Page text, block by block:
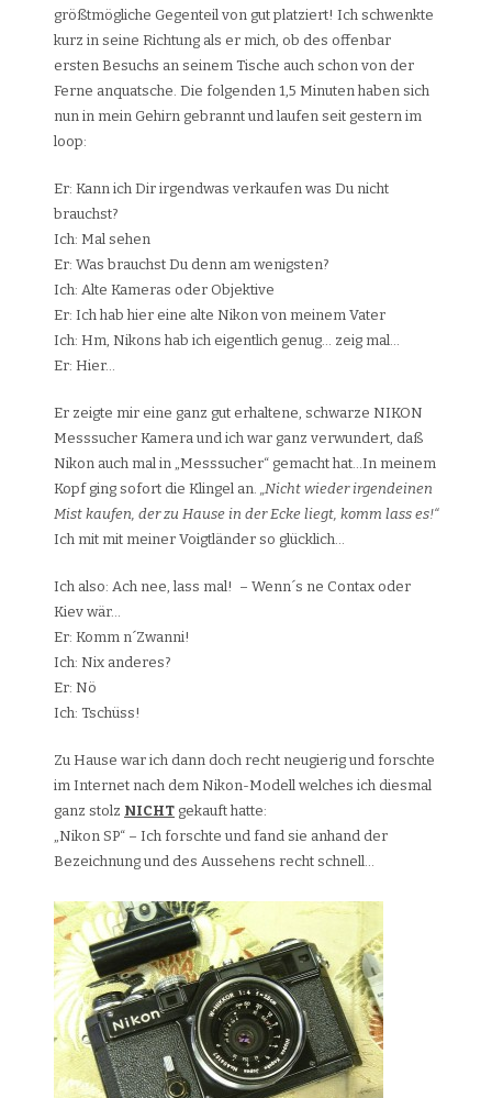
größtmögliche Gegenteil von gut platziert! Ich schwenkte
kurz in seine Richtung als er mich, ob des offenbar
ersten Besuchs an seinem Tische auch schon von der
Ferne anquatsche. Die folgenden 1,5 Minuten haben sich
nun in mein Gehirn gebrannt und laufen seit gestern im
loop:
Er: Kann ich Dir irgendwas verkaufen was Du nicht
brauchst?
Ich: Mal sehen
Er: Was brauchst Du denn am wenigsten?
Ich: Alte Kameras oder Objektive
Er: Ich hab hier eine alte Nikon von meinem Vater
Ich: Hm, Nikons hab ich eigentlich genug… zeig mal…
Er: Hier…
Er zeigte mir eine ganz gut erhaltene, schwarze NIKON
Messsucher Kamera und ich war ganz verwundert, daß
Nikon auch mal in „Messsucher“ gemacht hat…In meinem
Kopf ging sofort die Klingel an. „Nicht wieder irgendeinen
Mist kaufen, der zu Hause in der Ecke liegt, komm lass es!“
Ich mit mit meiner Voigtländer so glücklich…
Ich also: Ach nee, lass mal! – Wenn´s ne Contax oder
Kiev wär…
Er: Komm n´Zwanni!
Ich: Nix anderes?
Er: Nö
Ich: Tschüss!
Zu Hause war ich dann doch recht neugierig und forschte
im Internet nach dem Nikon-Modell welches ich diesmal
ganz stolz NICHT gekauft hatte:
„Nikon SP“ – Ich forschte und fand sie anhand der
Bezeichnung und des Aussehens recht schnell…